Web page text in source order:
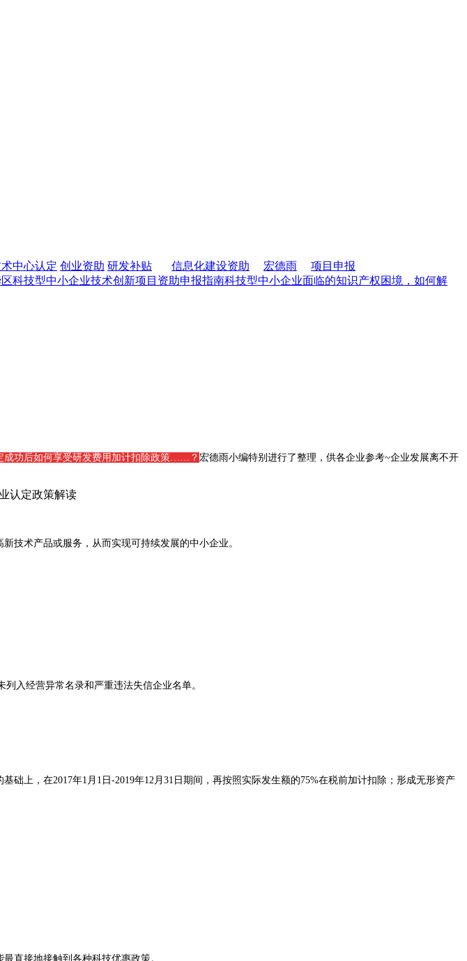
中心认定 创业资助 研发补贴 信息化建设资助 宏德雨
项目申报
科技型中小企业技术创新项目资助申报指南​科技型中小企业面临的知识产权困境，如何解
成功后如何享受研发费用加计扣除政策……？ 宏德雨小编特别进行了整理，供各企业参考~企业发展离不开
技术产品或服务，从而实现可持续发展的中小企业。
入经营异常名录和严重违法失信企业名单。
上，在2017年1月1日-2019年12月31日期间，再按照实际发生额的75%在税前加计扣除；形成无形资产
直接地接触到各种科技优惠政策。